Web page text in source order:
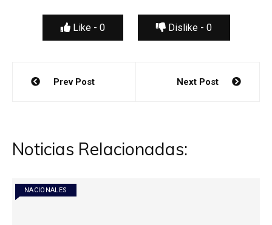
Like - 0 Dislike - 0
Navegación
Prev Post Next Post
Noticias Relacionadas:
NACIONALES